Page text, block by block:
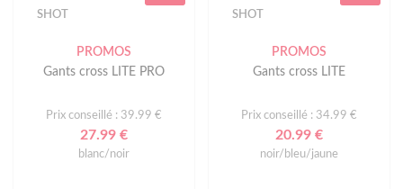
SHOT
PROMOS
Gants cross LITE PRO
Prix conseillé : 39.99 €
27.99 €
blanc/noir
SHOT
PROMOS
Gants cross LITE
Prix conseillé : 34.99 €
20.99 €
noir/bleu/jaune